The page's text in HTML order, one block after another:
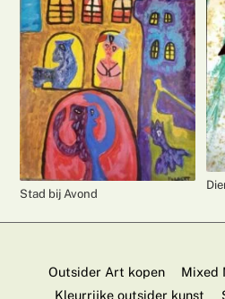
Stad bij Avond
Outsider Art kopen
Mixed
Kleurrijke outsider kunst